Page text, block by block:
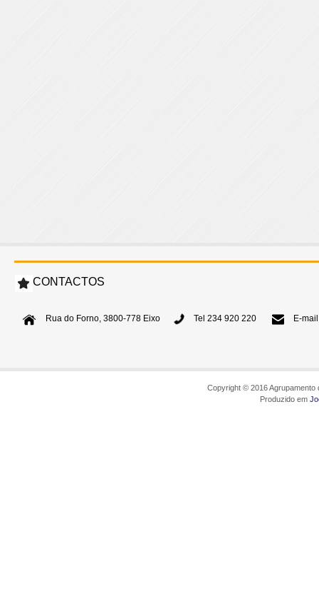
CONTACTOS
Rua do Forno, 3800-778 Eixo Tel 234 920 220 E-
Copyright © 2016
Produzido em